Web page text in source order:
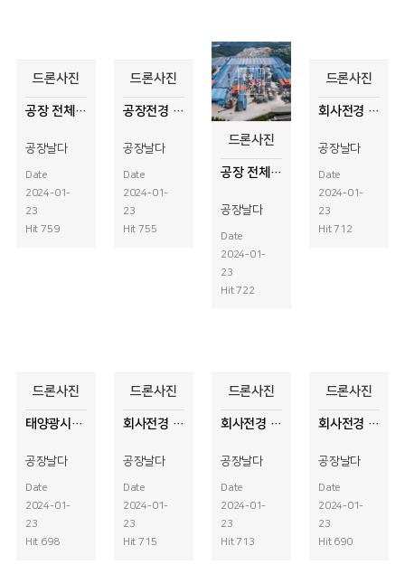
드론사진
공장 전체전경사진
공장날다
Date
2024-01-
23
Hit 759
드론사진
공장전경 드론사진
공장날다
Date
2024-01-
23
Hit 755
드론사진
공장 전체 전경 드론사진
공장날다
Date
2024-01-
23
Hit 722
드론사진
회사전경 드론사진 촬영
공장날다
Date
2024-01-
23
Hit 712
드론사진
태양광시설물 드론사진
공장날다
Date
2024-01-
23
Hit 698
드론사진
회사전경 드론촬영
공장날다
Date
2024-01-
23
Hit 715
드론사진
회사전경 드론사진 촬영
공장날다
Date
2024-01-
23
Hit 713
드론사진
회사전경 드론사진촬영
공장날다
Date
2024-01-
23
Hit 690